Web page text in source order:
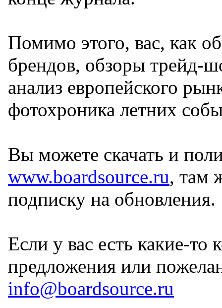
Помимо этого, вас, как
брендов, обзоры трейд-
анализ европейского
фотохроника летних
Вы можете скачать и
www.boardsource.ru, там
подписку на обновления.
Если у вас есть какие-то
предложения или
info@boardsource.ru